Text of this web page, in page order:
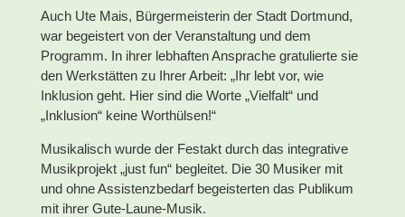
Auch Ute Mais, Bürgermeisterin der Stadt Dortmund,
war begeistert von der Veranstaltung und dem
Programm. In ihrer lebhaften Ansprache gratulierte sie
den Werkstätten zu Ihrer Arbeit: „Ihr lebt vor, wie
Inklusion geht. Hier sind die Worte „Vielfalt“ und
„Inklusion“ keine Worthülsen!“
Musikalisch wurde der Festakt durch das integrative
Musikprojekt „just fun“ begleitet. Die 30 Musiker mit
und ohne Assistenzbedarf begeisterten das Publikum
mit ihrer Gute-Laune-Musik.